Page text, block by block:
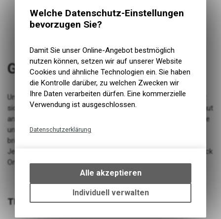
Grippler Grip Lock-On 30mm
Unser patentiertes Compound und Diamantschliff-Finish fühlt
sich sowohl mit Handschuhen als auch mit blossen Händen gut
an und mit dem rampenförmigen Griffprofil auf der Fingerseite
und der unterschiedlichen Greiftiefe auf der Handflächenseite
bringt Grippler Sie auf ein höheres Niveau der Digitalisierung.
Jetzt in 10 Farben und zwei Grössen erhältlich, mit Double Lock
Ons.
TECHNISCHE DATEN
Welche Datenschutz-Einstellungen
bevorzugen Sie?
Damit Sie unser Online-Angebot bestmöglich
nutzen können, setzen wir auf unserer Website
Cookies und ähnliche Technologien ein. Sie haben
die Kontrolle darüber, zu welchen Zwecken wir
Ihre Daten verarbeiten dürfen. Eine kommerzielle
Verwendung ist ausgeschlossen.
Datenschutzerklärung
bestimmte Interaktionen und
Einstellungen auf Ihrem Gerät,
um die grundlegenden
Funktionen unseres Online-
Alle akzeptieren
Individuell verwalten